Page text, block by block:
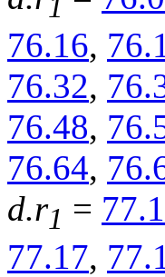
1
76.16,
76.32,
76.48,
76.64,
d.r1 = 77.1
77.17,